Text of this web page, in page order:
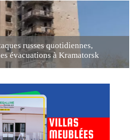
russes quotidiennes,
évacuations à Kramatorsk